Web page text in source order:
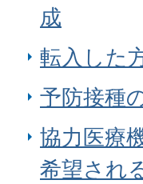
成
転入した
予防接種
協力医療
希望され